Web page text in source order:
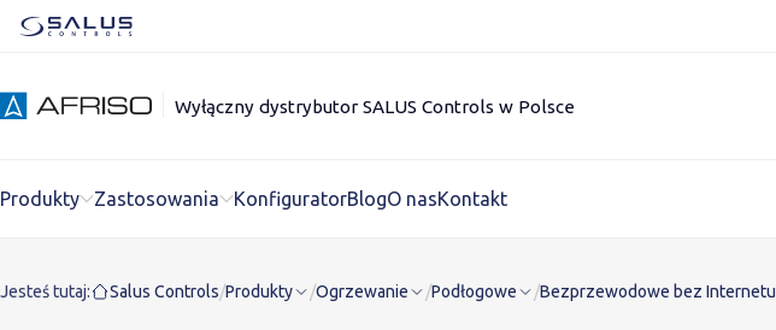
Wyłączny dystrybutor SALUS Controls w Polsce
Produkty Zastosowania KonfiguratorBlogO nasKontakt
Jesteś tutaj: Salus Controls/Produkty /Ogrzewanie /Podłogowe /Bezprzewodowe bez Internetu